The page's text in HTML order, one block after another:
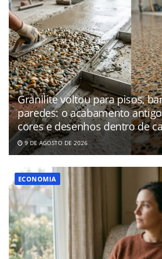
Granilite voltou para pisos,
paredes: o acabamento
cores e desenhos dentro de
9 DE AGOSTO DE 2026
ECONOMIA